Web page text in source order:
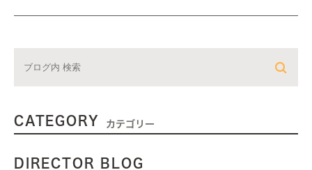
CATEGORY カテゴリー
DIRECTOR BLOG